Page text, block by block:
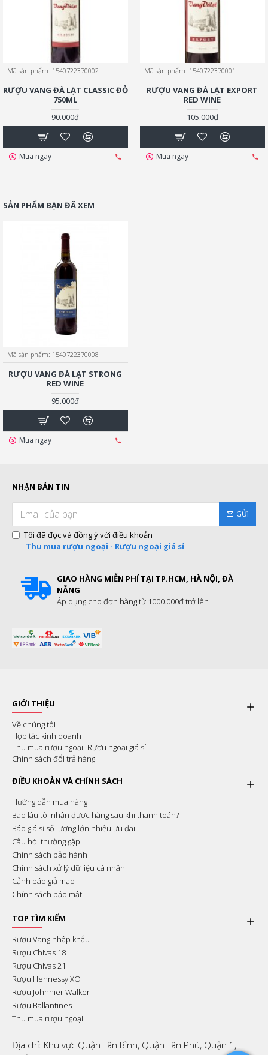
Mã sản phẩm: 1540722370002
RƯỢU VANG ĐÀ LẠT CLASSIC ĐỎ
750ML
90.000đ
Mua ngay
Mã sản phẩm: 1540722370001
RƯỢU VANG ĐÀ LẠT EXPORT
RED WINE
105.000đ
Mua ngay
SẢN PHẨM BẠN ĐÃ XEM
Mã sản phẩm: 1540722370008
RƯỢU VANG ĐÀ LẠT STRONG
RED WINE
95.000đ
Mua ngay
NHẬN BẢN TIN
GỬI
Tôi đã đọc và đồng ý với điều khoản
Thu mua rượu ngoại - Rượu ngoại giá sỉ
GIAO HÀNG MIỄN PHÍ TẠI TP.HCM, HÀ NỘI, ĐÀ
NẴNG
Áp dụng cho đơn hàng từ 1000.000đ trở lên
GIỚI THIỆU
Về chúng tôi
Hợp tác kinh doanh
Thu mua rượu ngoại- Rượu ngoại giá sỉ
Chính sách đổi trả hàng
ĐIỀU KHOẢN VÀ CHÍNH SÁCH
Hướng dẫn mua hàng
Bao lâu tôi nhận được hàng sau khi thanh toán?
Báo giá sỉ số lượng lớn nhiều ưu đãi
Câu hỏi thường gặp
Chính sách bảo hành
Chính sách xử lý dữ liệu cá nhân
Cảnh báo giả mạo
Chính sách bảo mật
TOP TÌM KIẾM
Rượu Vang nhập khẩu
Rượu Chivas 18
Rượu Chivas 21
Rượu Hennessy XO
Rượu Johnnier Walker
Rượu Ballantines
Thu mua rượu ngoại
Địa chỉ: Khu vực Quận Tân Bình, Quận Tân Phú, Quận 1,